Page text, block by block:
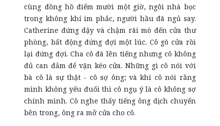
cùng đồng hồ điểm mười một giờ, ngôi nhà bọc
trong không khí im phắc, người hầu đã ngủ say.
Catherine đứng dậy và chậm rãi mò đến cửa thư
phòng, bất động đứng đợi một lúc. Cô gõ cửa rồi
lại đứng đợi. Cha cô đã lên tiếng nhưng cô không
đủ can đảm để vặn kéo cửa. Những gì cô nói với
bà cô là sự thật - cô sợ ông; và khi cô nói rằng
mình không yếu đuối thì cô ngụ ý là cô không sợ
chính mình. Cô nghe thấy tiếng ông dịch chuyển
bên trong, ông ra mở cửa cho cô.